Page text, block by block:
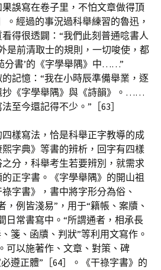
誤寫在卷子里，不怕文章做得頂
。經過的事況過科舉練習的魯迅，
得很透闢：“我們此刻普通唸書人
是前清取士的規則，一切唆使，都
分書’的《字學舉隅》中……”
的記憶：“我在小時辰準備舉業，逐
抄《字學舉隅》與《詩韻》。……
至今還記得不少。”［63］
樣寫法，恰是科舉正字教導的成
字典》等書的辨析，回字有四樣
分，科舉考生若要辨別，就需求
正字書。《字學舉隅》的開山祖
字書》，書中將字形分為俗、
，例皆淺易”，用于“籍帳、案牘、
日常書寫中。“所謂通者，相承長
箋、函牘、判狀”等利用文寫作。
可以施著作、文章、對策、碑
遵正體”［64］。《干祿字書》的